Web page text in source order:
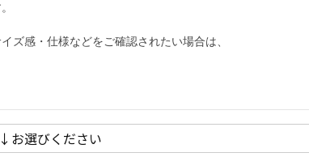
ズ感・仕様などをご確認されたい場合は、